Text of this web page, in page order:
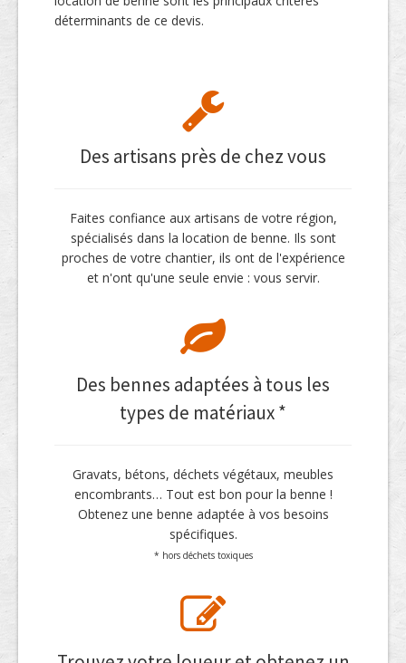
déterminants de ce devis.
Des artisans près de chez vous
Faites confiance aux artisans de votre région,
spécialisés dans la location de benne. Ils sont
proches de votre chantier, ils ont de l'expérience
et n'ont qu'une seule envie : vous servir.
Des bennes adaptées à tous les
types de matériaux *
Gravats, bétons, déchets végétaux, meubles
encombrants… Tout est bon pour la benne !
Obtenez une benne adaptée à vos besoins
spécifiques.
* hors déchets toxiques